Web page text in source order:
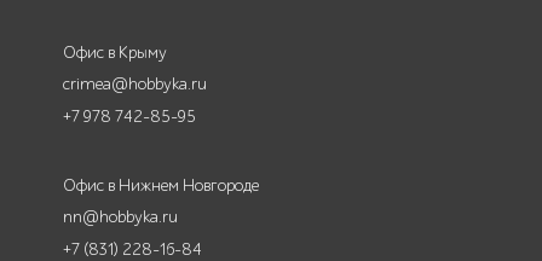
Офис в Крыму
crimea@hobbyka.ru
+7 978 742-85-95
Офис в Нижнем Новгороде
nn@hobbyka.ru
+7 (831) 228-16-84